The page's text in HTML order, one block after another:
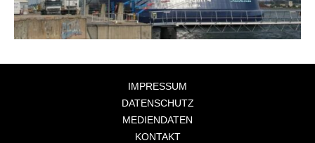
IMPRESSUM
DATENSCHUTZ
MEDIENDATEN
KONTAKT